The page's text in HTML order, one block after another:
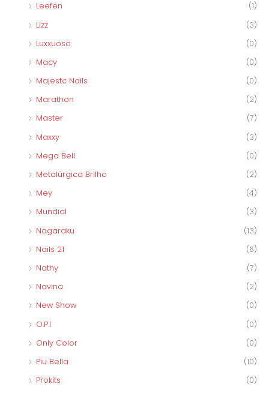
Leefen
(1)
Lizz
(3)
Luxxuoso
(0)
Macy
(0)
Majestc Nails
(0)
Marathon
(2)
Master
(7)
Maxxy
(3)
Mega Bell
(0)
Metalúrgica Brilho
(2)
Mey
(4)
Mundial
(3)
Nagaraku
(13)
Nails 21
(6)
Nathy
(7)
Navina
(2)
New Show
(0)
O.P.I
(0)
Only Color
(0)
Piu Bella
(10)
Prokits
(0)